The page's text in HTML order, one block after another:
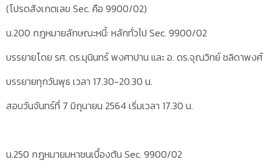
(โปรดสังเกตเลข Sec. คือ 9900/02)
น.200 กฎหมายลักษณะหนี้: หลักทั่วไป Sec. 9900/02
บรรยายโดย รศ. ดร.มุนินทร์ พงศาปาน และ อ. ดร.จุณวิทย์ ชลิดาพงศ์
บรรยายทุกวันพุธ เวลา 17.30-20.30 น.
สอบวันจันทร์ที่ 7 มิถุนายน 2564 เริ่มเวลา 17.30 น.
น.250 กฎหมายมหาชนเบื้องต้น Sec. 9900/02